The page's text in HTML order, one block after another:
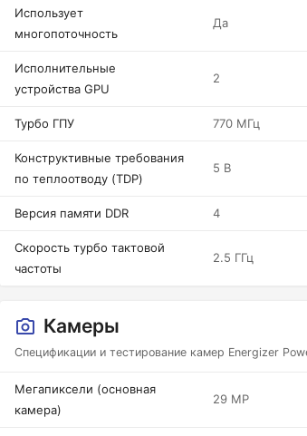
Использует
многопоточность
Да
Исполнительные
устройства GPU
2
Турбо ГПУ 770 МГц
Конструктивные требования
по теплоотводу (TDP)
5 В
Версия памяти DDR 4
Скорость турбо тактовой
частоты
2.5 ГГц
Камеры
Спецификации и тестирование камер Energizer
Мегапиксели (основная
камера)
29 MP